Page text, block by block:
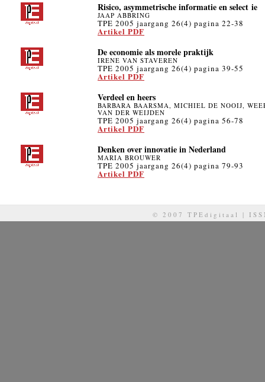
Risico, asymmetrische informatie en select ie
JAAP ABBRING
TPE 2005 jaargang 26(4) pagina 22-38
Artikel PDF
De economie als morele praktijk
IRENE VAN STAVEREN
TPE 2005 jaargang 26(4) pagina 39-55
Artikel PDF
Verdeel en heers
BARBARA BAARSMA, MICHIEL DE NOOIJ,
VAN DER WEIJDEN
TPE 2005 jaargang 26(4) pagina 56-78
Artikel PDF
Denken over innovatie in Nederland
MARIA BROUWER
TPE 2005 jaargang 26(4) pagina 79-93
Artikel PDF
© 2007 TPEdigitaal |